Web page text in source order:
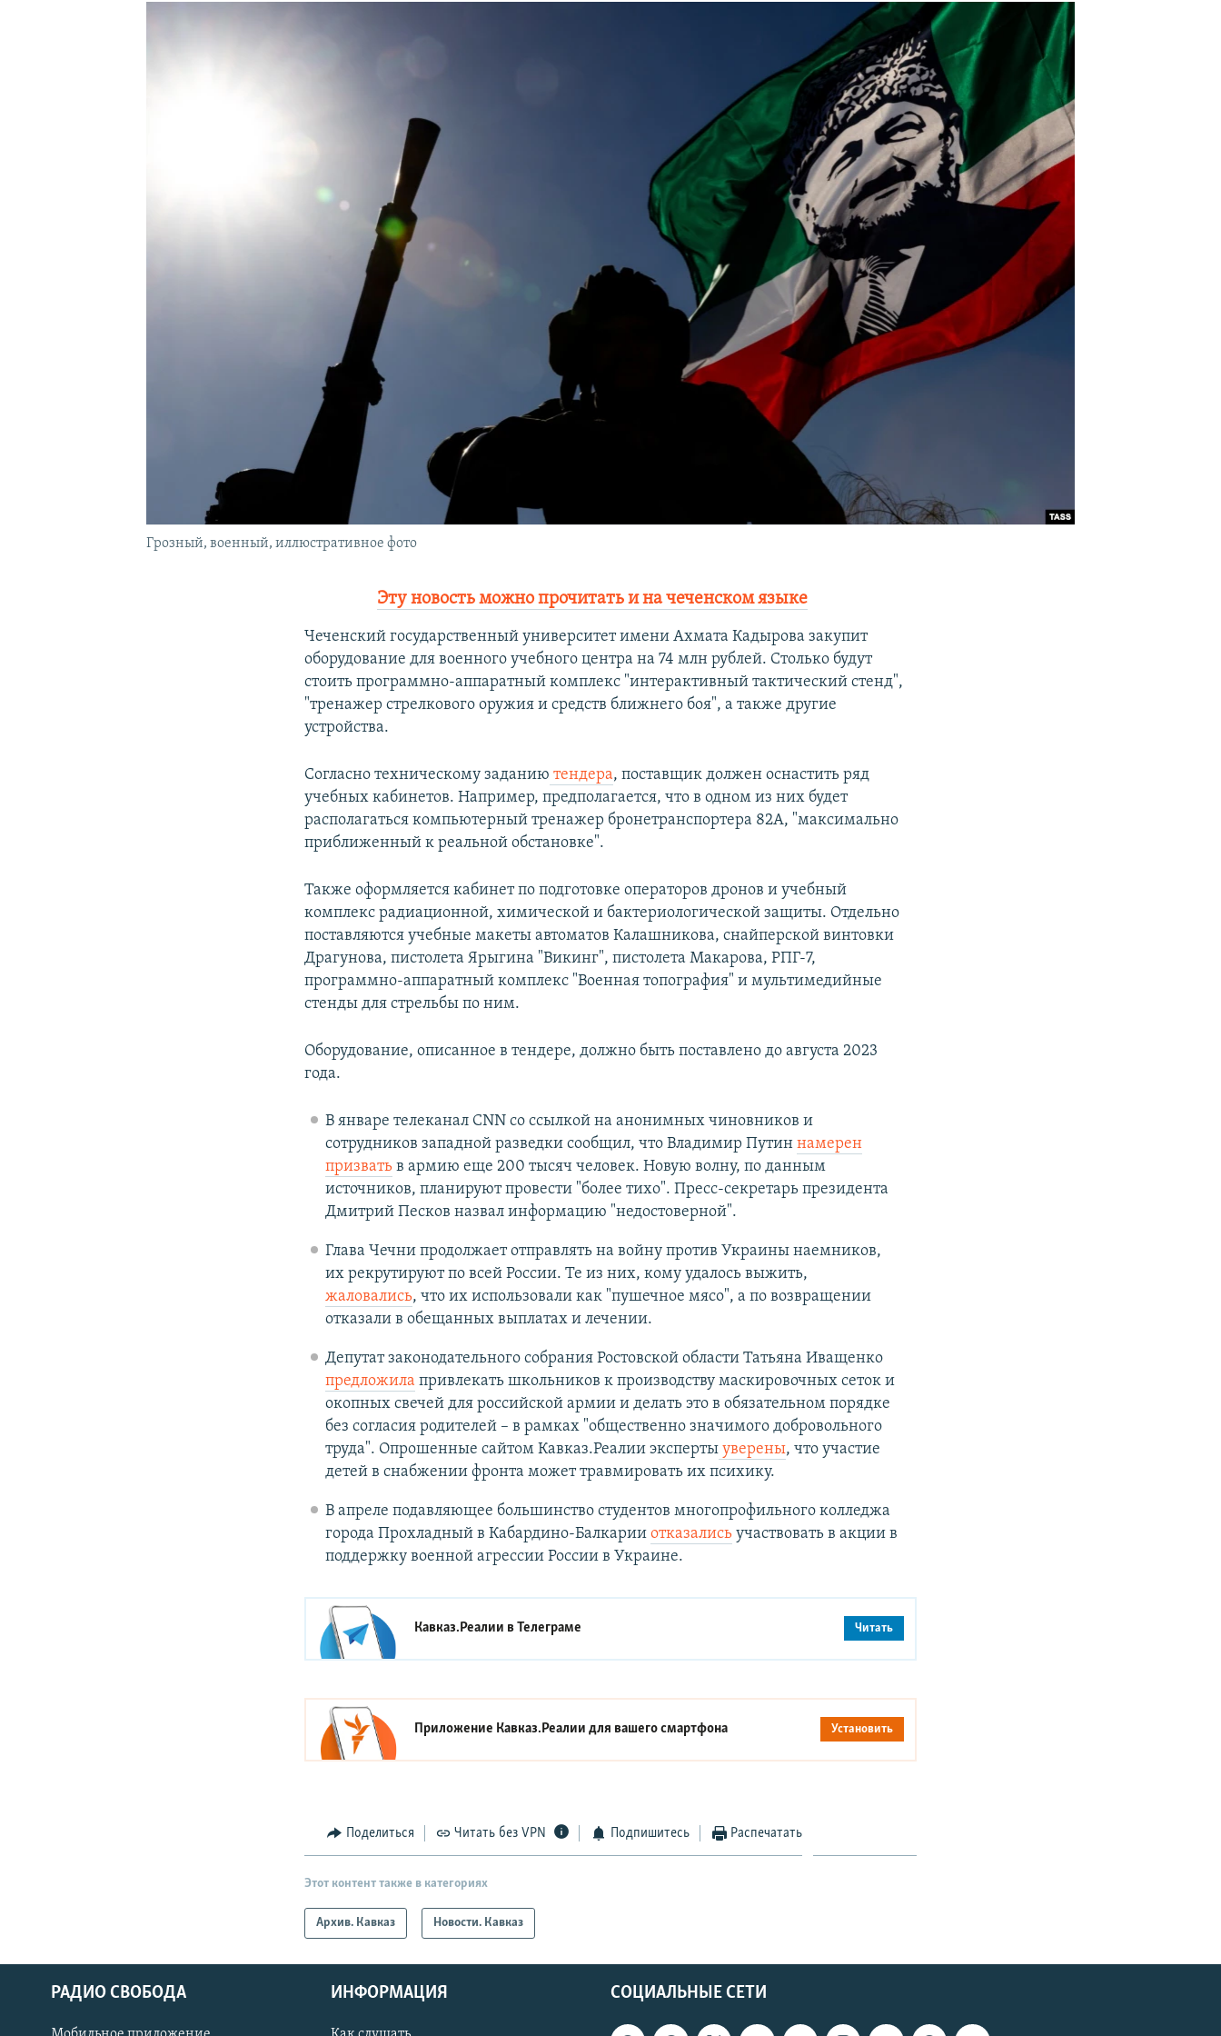
Грозный, военный, иллюстративное фото
Эту новость можно прочитать и на чеченском языке
Чеченский государственный университет имени Ахмата Кадырова закупит
оборудование для военного учебного центра на 74 млн рублей. Столько будут
стоить программно-аппаратный комплекс "интерактивный тактический стенд",
"тренажер стрелкового оружия и средств ближнего боя", а также другие
устройства.
Согласно техническому заданию тендера, поставщик должен оснастить ряд
учебных кабинетов. Например, предполагается, что в одном из них будет
располагаться компьютерный тренажер бронетранспортера 82А, "максимально
приближенный к реальной обстановке".
Также оформляется кабинет по подготовке операторов дронов и учебный
комплекс радиационной, химической и бактериологической защиты. Отдельно
поставляются учебные макеты автоматов Калашникова, снайперской винтовки
Драгунова, пистолета Ярыгина "Викинг", пистолета Макарова, РПГ-7,
программно-аппаратный комплекс "Военная топография" и мультимедийные
стенды для стрельбы по ним.
Оборудование, описанное в тендере, должно быть поставлено до августа 2023
года.
В январе телеканал CNN со ссылкой на анонимных чиновников и
сотрудников западной разведки сообщил, что Владимир Путин намерен
призватьв армию еще 200 тысяч человек. Новую волну, по данным
источников, планируют провести "более тихо". Пресс-секретарь президента
Дмитрий Песков назвал информацию "недостоверной".
Глава Чечни продолжает отправлять на войну против Украины наемников,
их рекрутируют по всей России. Те из них, кому удалось выжить,
жаловались, что их использовали как "пушечное мясо", а по возвращении
отказали в обещанных выплатах и лечении.
Депутат законодательного собрания Ростовской области Татьяна Иващенко
предложила привлекать школьников к производству маскировочных сеток и
окопных свечей для российской армии и делать это в обязательном порядке
без согласия родителей – в рамках "общественно значимого добровольного
труда". Опрошенные сайтом Кавказ.Реалии экспертыуверены, что участие
детей в снабжении фронта может травмировать их психику.
В апреле подавляющее большинство студентов многопрофильного колледжа
города Прохладный в Кабардино-Балкарии отказалисьучаствовать в акции в
поддержку военной агрессии России в Украине.
Кавказ.Реалии вТелеграме Читать
Приложение Кавказ.Реалии для вашего смартфона Установить
Поделиться Читать без VPN Подпишитесь Распечатать
Этот контент также в категориях
Архив. Кавказ Новости. Кавказ
СОЦИАЛЬНЫЕ СЕТИ
РАДИО СВОБОДА ИНФОРМАЦИЯ